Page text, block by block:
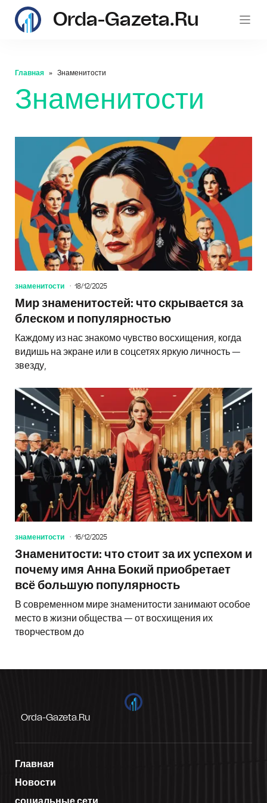
Orda-Gazeta.ru
Главная Знаменитости
Знаменитости
знаменитости 18/12/2025
Мир знаменитостей: что скрывается за
блеском и популярностью
Каждому из нас знакомо чувство восхищения, когда
видишь на экране или в соцсетях яркую личность —
звезду,
знаменитости 16/12/2025
Знаменитости: что стоит за их успехом и
почему имя Анна Бокий приобретает
всё большую популярность
В современном мире знаменитости занимают особое
место в жизни общества — от восхищения их
творчеством до
Orda-Gazeta.ru
Главная
Новости
социальные сети